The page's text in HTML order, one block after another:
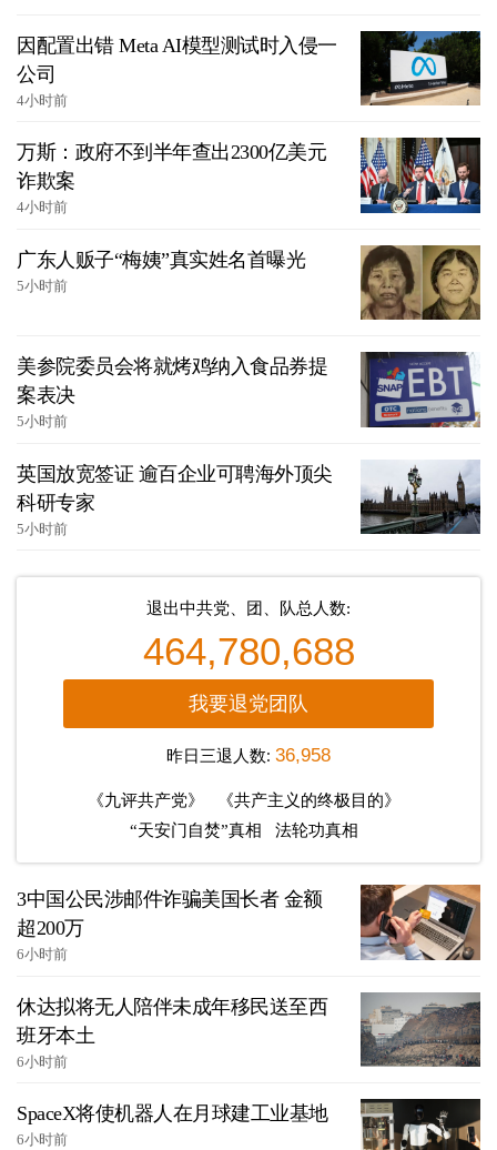
因配置出错 Meta AI模型测试时入侵一
公司
4小时前
万斯：政府不到半年查出2300亿美元
诈欺案
4小时前
广东人贩子“梅姨”真实姓名首曝光
5小时前
美参院委员会将就烤鸡纳入食品券提
案表决
5小时前
英国放宽签证 逾百企业可聘海外顶尖
科研专家
5小时前
退出中共党、团、队总人数:
464,780,688
我要退党团队
昨日三退人数: 36,958
《九评共产党》
《共产主义的终极目的》
“天安门自焚”真相
法轮功真相
3中国公民涉邮件诈骗美国长者 金额
超200万
6小时前
休达拟将无人陪伴未成年移民送至西
班牙本土
6小时前
SpaceX将使机器人在月球建工业基地
6小时前